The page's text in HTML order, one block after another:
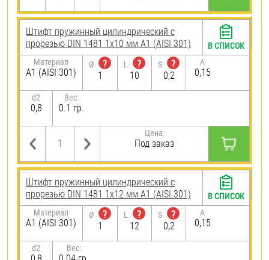
Штифт пружинный цилиндрический с
прорезью DIN 1481 1х10 мм А1 (AISI 301)
Материал
А1 (AISI 301)
Ø
?
1
L
?
10
S
?
0,2
A
0,15
d2
0,8
Вес:
0.1 гр.
Цена:
Под заказ
В СПИСОК
Штифт пружинный цилиндрический с
прорезью DIN 1481 1х12 мм А1 (AISI 301)
Материал
А1 (AISI 301)
Ø
?
1
L
?
12
S
?
0,2
A
0,15
d2 Вес:
В СПИСОК